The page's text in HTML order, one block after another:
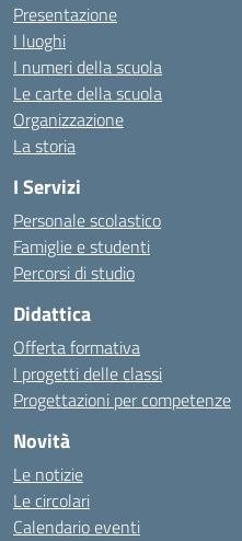
Presentazione
I luoghi
I numeri della scuola
Le carte della scuola
Organizzazione
La storia
I Servizi
Personale scolastico
Famiglie e studenti
Percorsi di studio
Didattica
Offerta formativa
I progetti delle classi
Progettazioni per competenze
Novità
Le notizie
Le circolari
Calendario eventi